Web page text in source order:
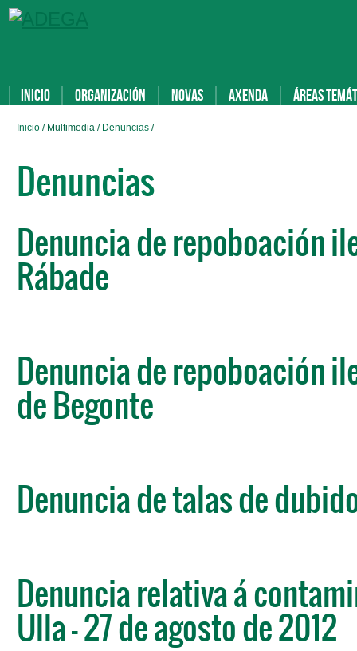
Inicio Organización Novas Axenda Áreas
Inicio / Multimedia / Denuncias /
Denuncias
Denuncia de repoboación
Rábade
Denuncia de repoboación
de Begonte
Denuncia de talas de
Denuncia relativa á
Ulla - 27 de agosto de 2012